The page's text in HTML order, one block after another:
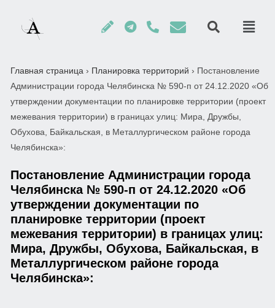
Главная страница › Планировка территорий › Постановление
Администрации города Челябинска № 590-п от 24.12.2020 «Об
утверждении документации по планировке территории (проект
межевания территории) в границах улиц: Мира, Дружбы,
Обухова, Байкальская, в Металлургическом районе города
Челябинска»:
Постановление Администрации города
Челябинска № 590-п от 24.12.2020 «Об
утверждении документации по
планировке территории (проект
межевания территории) в границах улиц:
Мира, Дружбы, Обухова, Байкальская, в
Металлургическом районе города
Челябинска»: